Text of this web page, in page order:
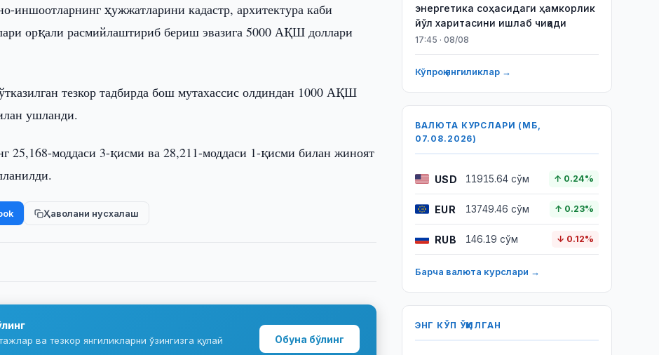
иншоотларнинг ҳужжатларини кадастр, архитектура каби
орқали расмийлаштириб бериш эвазига 5000 АҚШ доллари
тезкор тадбирда бош мутахассис олдиндан 1000 АҚШ
ушланди.
25,168-моддаси 3-қисми ва 28,211-моддаси 1-қисми билан жиноят
Ҳаволани нусхалаш
ва тезкор янгиликларни ўзингизга қулай
Обуна бўлинг
энергетика соҳасидаги ҳамкорлик
йўл харитасини ишлаб чиқади
17:45 · 08/08
Кўпроқ янгиликлар →
ВАЛЮТА КУРСЛАРИ (МБ,
07.08.2026)
USD 11915.64 сўм ↑ 0.24%
EUR 13749.46 сўм ↑ 0.23%
RUB 146.19 сўм ↓ 0.12%
Барча валюта курслари →
ЭНГ КЎП ЎҚИЛГАН